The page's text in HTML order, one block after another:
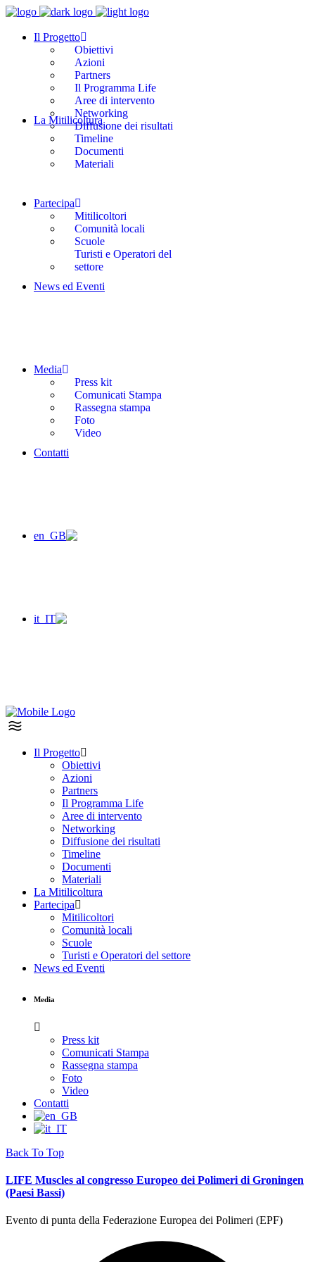
Il Progetto
Obiettivi
Azioni
Partners
Il Programma Life
Aree di intervento
Networking
Diffusione dei risultati
Timeline
Documenti
Materiali
La Mitilicoltura
Partecipa
Mitilicoltori
Comunità locali
Scuole
Turisti e Operatori del
settore
News ed Eventi
Media
Press kit
Comunicati Stampa
Rassegna stampa
Foto
Video
Contatti
Il Progetto
Obiettivi
Azioni
Partners
Il Programma Life
Aree di intervento
Networking
Diffusione dei risultati
Timeline
Documenti
Materiali
La Mitilicoltura
Partecipa
Mitilicoltori
Comunità locali
Scuole
Turisti e Operatori del settore
News ed Eventi
Media
Press kit
Comunicati Stampa
Rassegna stampa
Foto
Video
Contatti
Back To Top
LIFE Muscles al congresso Europeo dei Polimeri di Groningen
(Paesi Bassi)
Evento di punta della Federazione Europea dei Polimeri (EPF)